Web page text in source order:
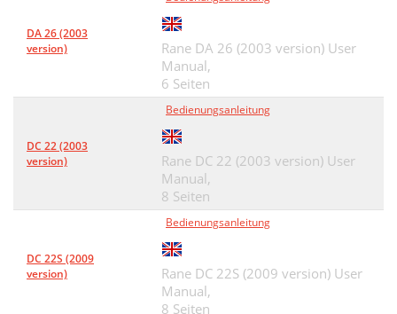
DA 26 (2003
version)
Rane DA 26 (2003 version) User
Manual,
6 Seiten
DC 22 (2003
version)
Bedienungsanleitung
Rane DC 22 (2003 version) User
Manual,
8 Seiten
DC 22S (2009
version)
Bedienungsanleitung
Rane DC 22S (2009 version) User
Manual,
8 Seiten